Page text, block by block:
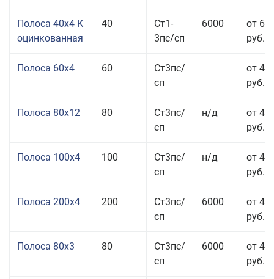
Полоса 40x4 К
оцинкованная
40
Ст1-
3пс/сп
6000
от 68
руб.
Полоса 60x4 60
Ст3пс/
сп
от 43
руб.
Полоса 80x12 80
Ст3пс/
сп
н/д
от 46
руб.
Полоса 100x4 100
Ст3пс/
сп
н/д
от 44
руб.
Полоса 200x4 200
Ст3пс/
сп
6000
от 48
руб.
Полоса 80x3 80
Ст3пс/
сп
6000
от 47
руб.